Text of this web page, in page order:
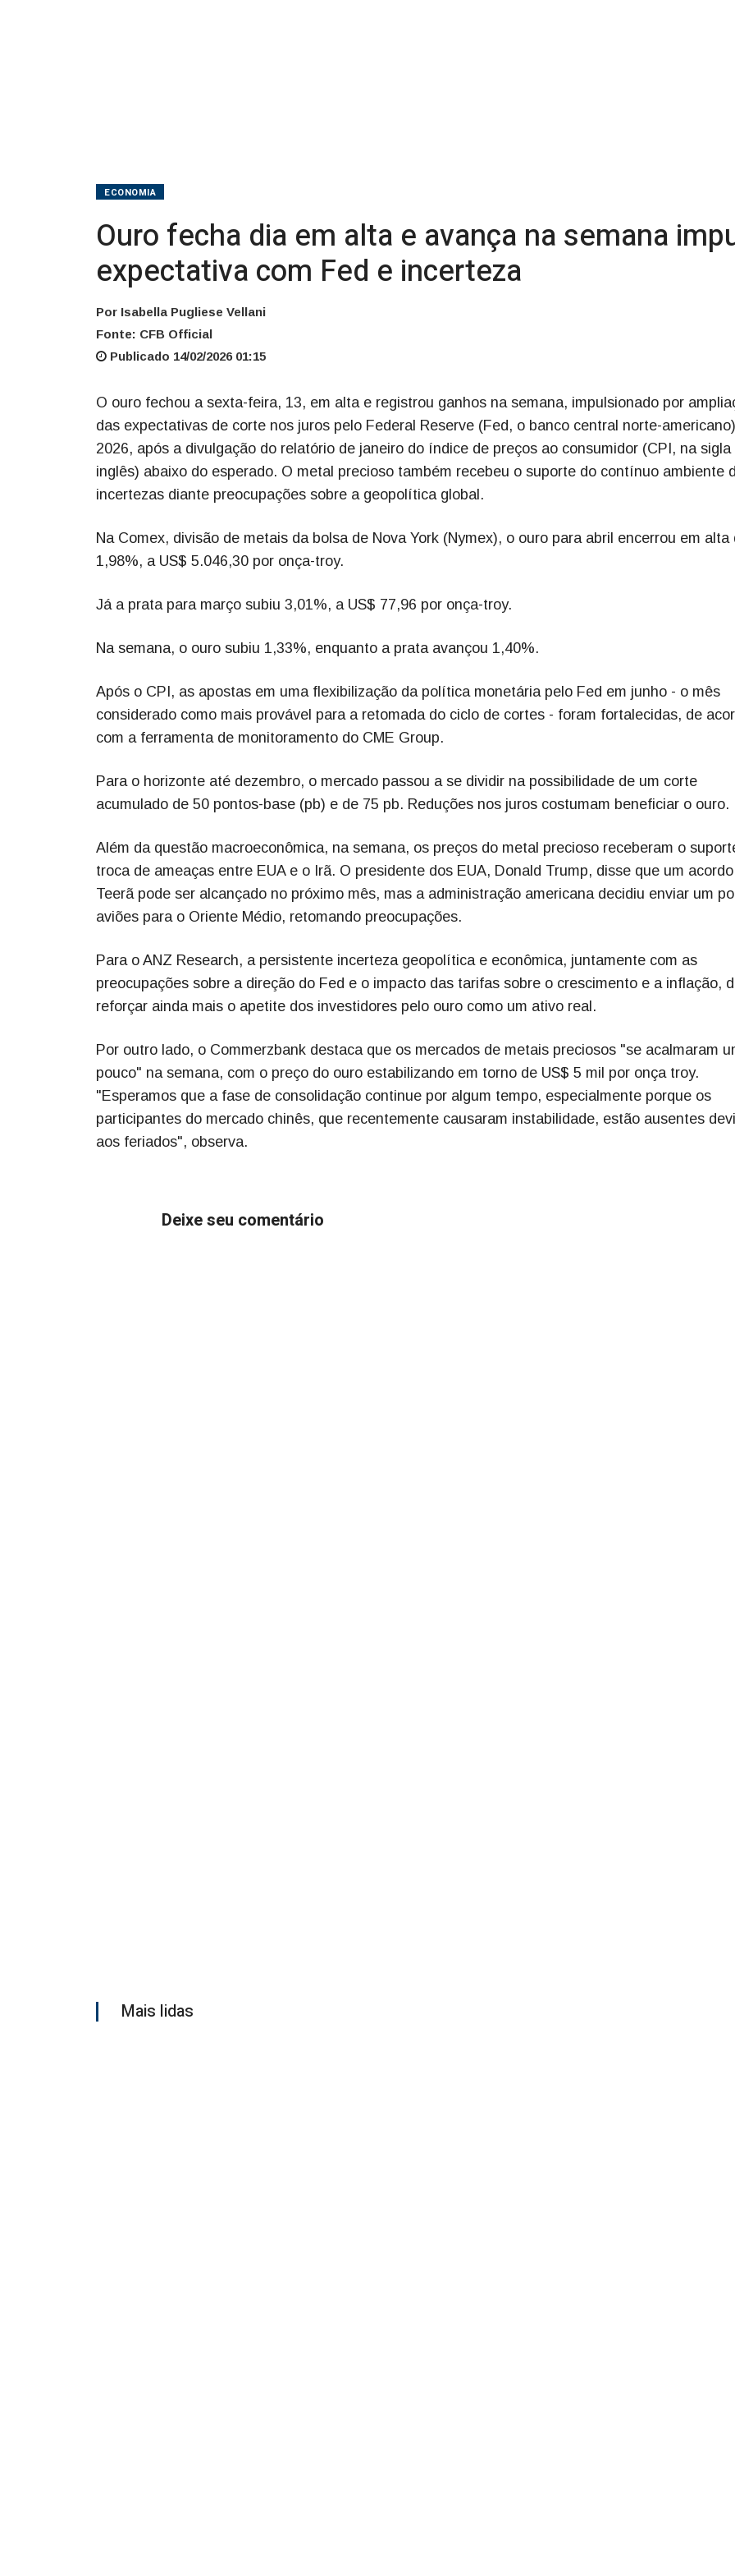
incertezaECONOMIA
Ouro fecha dia em alta e avança na semana
expectativa com Fed e incerteza
Por Isabella Pugliese Vellani
Fonte: CFB Official
Publicado 14/02/2026 01:15
O ouro fechou a sexta-feira, 13, em alta e registrou ganhos na semana, impulsionado por
das expectativas de corte nos juros pelo Federal Reserve (Fed, o banco central norte-
2026, após a divulgação do relatório de janeiro do índice de preços ao consumidor (CPI, na sigla
inglês) abaixo do esperado. O metal precioso também recebeu o suporte do contínuo ambiente
incertezas diante preocupações sobre a geopolítica global.
Na Comex, divisão de metais da bolsa de Nova York (Nymex), o ouro para abril encerrou em alta
1,98%, a US$ 5.046,30 por onça-troy.
Já a prata para março subiu 3,01%, a US$ 77,96 por onça-troy.
Na semana, o ouro subiu 1,33%, enquanto a prata avançou 1,40%.
Após o CPI, as apostas em uma flexibilização da política monetária pelo Fed em junho - o mês
considerado como mais provável para a retomada do ciclo de cortes - foram fortalecidas, de
com a ferramenta de monitoramento do CME Group.
Para o horizonte até dezembro, o mercado passou a se dividir na possibilidade de um corte
acumulado de 50 pontos-base (pb) e de 75 pb. Reduções nos juros costumam beneficiar o ouro.
Além da questão macroeconômica, na semana, os preços do metal precioso receberam o
troca de ameaças entre EUA e o Irã. O presidente dos EUA, Donald Trump, disse que um
Teerã pode ser alcançado no próximo mês, mas a administração americana decidiu enviar um
aviões para o Oriente Médio, retomando preocupações.
Para o ANZ Research, a persistente incerteza geopolítica e econômica, juntamente com as
preocupações sobre a direção do Fed e o impacto das tarifas sobre o crescimento e a inflação,
reforçar ainda mais o apetite dos investidores pelo ouro como um ativo real.
Por outro lado, o Commerzbank destaca que os mercados de metais preciosos "se acalmaram
pouco" na semana, com o preço do ouro estabilizando em torno de US$ 5 mil por onça troy.
"Esperamos que a fase de consolidação continue por algum tempo, especialmente porque os
participantes do mercado chinês, que recentemente causaram instabilidade, estão ausentes
aos feriados", observa.
Deixe seu comentário
Mais lidas